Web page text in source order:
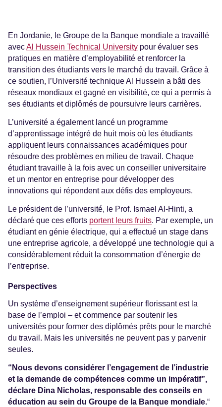
En Jordanie, le Groupe de la Banque mondiale a travaillé
avecAl Hussein Technical Universitypour évaluer ses
pratiques en matière d’employabilité et renforcer la
transition des étudiants vers le marché du travail. Grâce à
ce soutien, l’Université technique Al Hussein a bâti des
réseaux mondiaux et gagné en visibilité, ce qui a permis à
ses étudiants et diplômés de poursuivre leurs carrières.
L’université a également lancé un programme
d’apprentissage intégré de huit mois où les étudiants
appliquent leurs connaissances académiques pour
résoudre des problèmes en milieu de travail. Chaque
étudiant travaille à la fois avec un conseiller universitaire
et un mentor en entreprise pour développer des
innovations qui répondent aux défis des employeurs.
Le président de l’université, le Prof. Ismael Al-Hinti, a
déclaré que ces efforts portent leurs fruits. Par exemple, un
étudiant en génie électrique, qui a effectué un stage dans
une entreprise agricole, a développé une technologie qui a
considérablement réduit la consommation d’énergie de
l’entreprise.
Perspectives
Un système d’enseignement supérieur florissant est la
base de l’emploi – et commence par soutenir les
universités pour former des diplômés prêts pour le marché
du travail. Mais les universités ne peuvent pas y parvenir
seules.
“Nous devons considérer l’engagement de l’industrie
et la demande de compétences comme un impératif”,
déclare Dina Nicholas, responsable des conseils en
éducation au sein du Groupe de la Banque mondiale.“